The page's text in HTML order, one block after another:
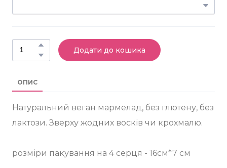
Додати до кошика
ОПИС
Натуральний веган мармелад, без глютену, без
лактози. Зверху жодних восків чи крохмалю.
розміри пакування на 4 серця - 16см*7 см